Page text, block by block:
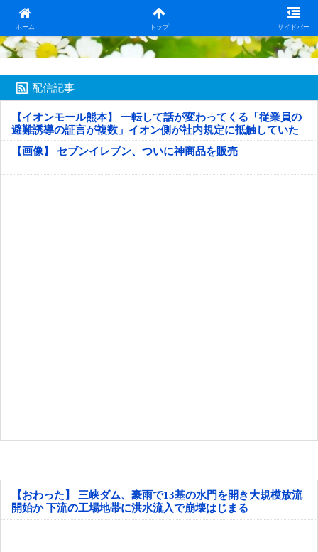
ホーム トップ サイドバー
日本第一！ニュース録
配信記事
【イオンモール熊本】 一転して話が変わってくる「従業員の
避難誘導の証言が複数」イオン側が社内規定に抵触していた
疑い
【画像】 セブンイレブン、ついに神商品を販売
【おわった】 三峡ダム、豪雨で13基の水門を開き大規模放流
開始か 下流の工場地帯に洪水流入で崩壊はじまる